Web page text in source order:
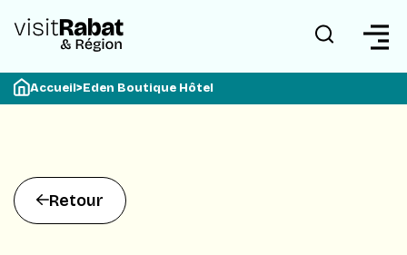
Accueil>Eden Boutique Hôtel
Retour